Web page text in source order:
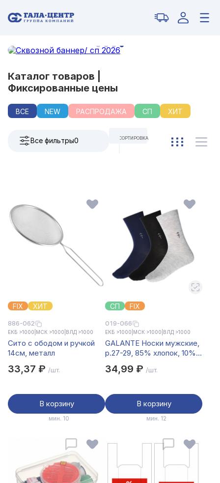
Каталог товаров |
Фиксированные цены
ВСЕ NEW РАСПРОДАЖА СП ХИТ
Все фильтры0
СОРТИРОВКА
FIX ХИТ
886-062
ЕКБ >1000 МСК >1000 ВЛД >1000
Сито с ободом и ручкой
14см, металл
33,37 ₽ /шт.
В корзину
мин. 10
СП FIX
019-066
ЕКБ >1000 МСК >1000 ВЛД >1000
GALANTE Носки мужские,
р.27-29, 85% хлопок, 10%
разноцветные, #3
34,99 ₽ /шт.
В корзину
мин. 12